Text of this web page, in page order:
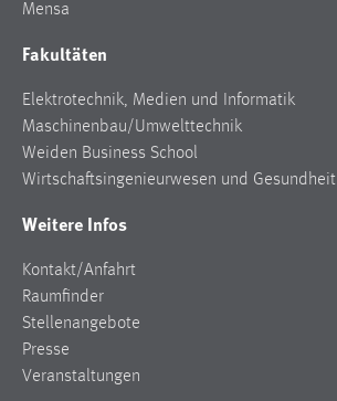
Mensa
Fakultäten
Elektrotechnik, Medien und Informatik
Maschinenbau/Umwelttechnik
Weiden Business School
Wirtschaftsingenieurwesen und Gesundheit
Weitere Infos
Kontakt/Anfahrt
Raumfinder
Stellenangebote
Presse
Veranstaltungen